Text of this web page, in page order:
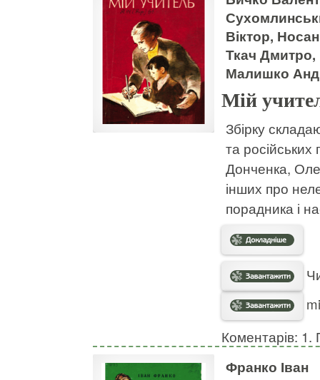
Віктор,
Ткач Дмитро,
Малишко
Мій
Збірку
та
Донченка,
інших про
порадника і
Коментарів: 1.
Франко Іван